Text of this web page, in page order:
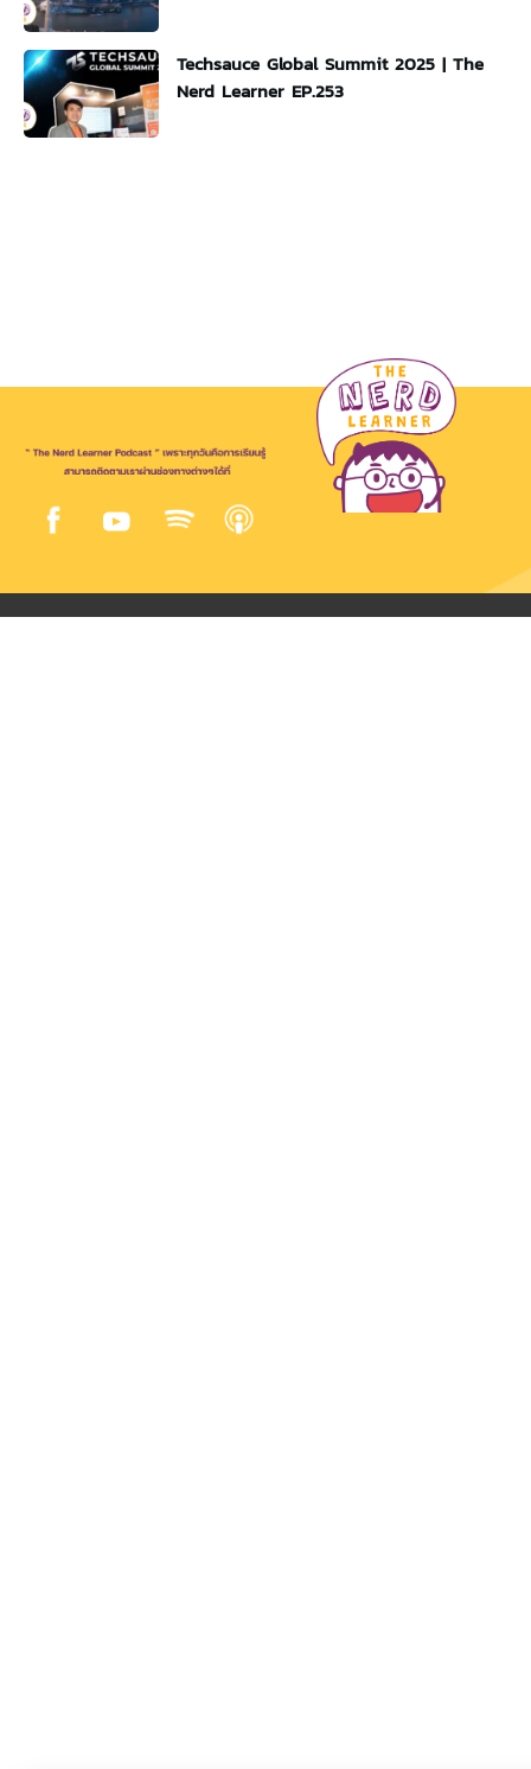
Techsauce Global Summit 2025 | The
Nerd Learner EP.253